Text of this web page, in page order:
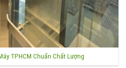
TPHCM Chuẩn Chất Lượng